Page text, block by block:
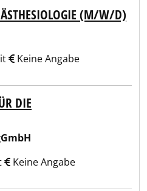
(M/W/D)
Keine Angabe
DIE
Keine Angabe